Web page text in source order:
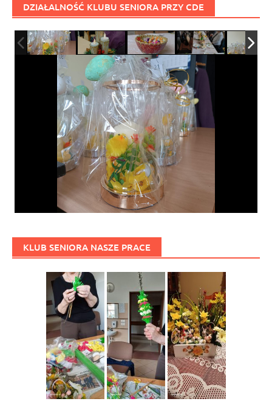
DZIAŁALNOŚĆ KLUBU SENIORA PRZY CDE
KLUB SENIORA NASZE PRACE